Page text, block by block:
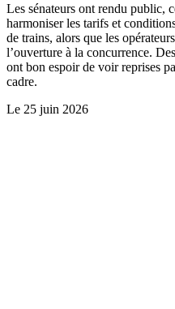
Les sénateurs ont rendu public,
harmoniser les tarifs et
de trains, alors que les
l’ouverture à la concurrence.
ont bon espoir de voir reprises
cadre.
Le 25 juin 2026